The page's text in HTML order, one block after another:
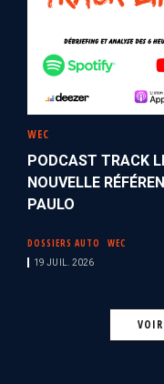
WEC
PODCAST TRACK
NOUVELLE
PAULO
DOSSIERS AUTO WEC
19 JUIL. 2026